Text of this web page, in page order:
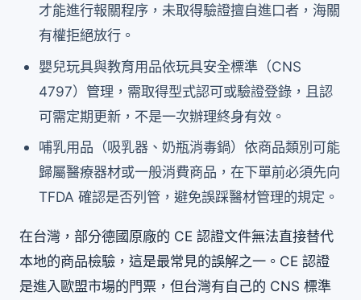
才能進行報關程序，未取得驗證擅自進口者，海關
有權拒絕放行。
嬰兒玩具與教育用品依玩具安全標準（CNS
4797）管理，需取得型式認可或驗證登錄，且認
可需定期更新，不是一次辦理終身有效。
哺乳用品（吸乳器、奶瓶消毒鍋）依商品類別可能
歸屬醫療器材或一般消費商品，在下單前必須先向
TFDA 確認是否列管，避免誤踩醫材管理的規定。
在台灣，部分德國原廠的 CE 認證文件無法直接替代
本地的商品檢驗，這是最常見的誤解之一。CE 認證
是進入歐盟市場的門票，但台灣有自己的 CNS 標準